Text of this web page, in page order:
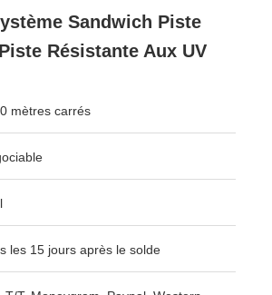
Sandwich Piste
Résistante Aux UV
mètres carrés
les 15 jours après le solde